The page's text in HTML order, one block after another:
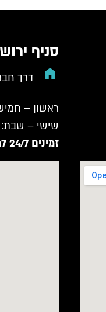
סניף
דרך חברון 101,
ראשון – חמישי: 09:00 –
שישי – שבת:
זמינים 24/7 למקרי חירום!